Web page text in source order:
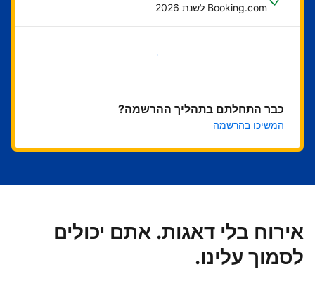
Booking.com לשנת 2026
בואו נתחיל
כבר התחלתם בתהליך ההרשמה?
המשיכו בהרשמה
אירוח בלי דאגות. אתם יכולים
לסמוך עלינו.